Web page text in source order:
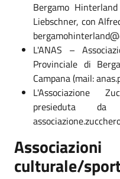
Bergamo
Liebschner, con
L'ANAS –
Provinciale di
Campana (mail:
L'Associazione
presieduta
culturale/